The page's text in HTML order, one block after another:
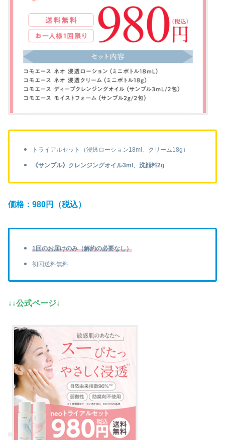
トライアルセット（浸透ローション18ml、クリーム18g）
《サンプル》クレンジングオイル3ml、洗顔料2g
価格：980円（税込）
1回のお届けのみ（解約の必要なし）
初回送料無料
↓↓公式ページ↓